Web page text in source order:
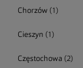
Chorzów (1)
Cieszyn (1)
Częstochowa (2)